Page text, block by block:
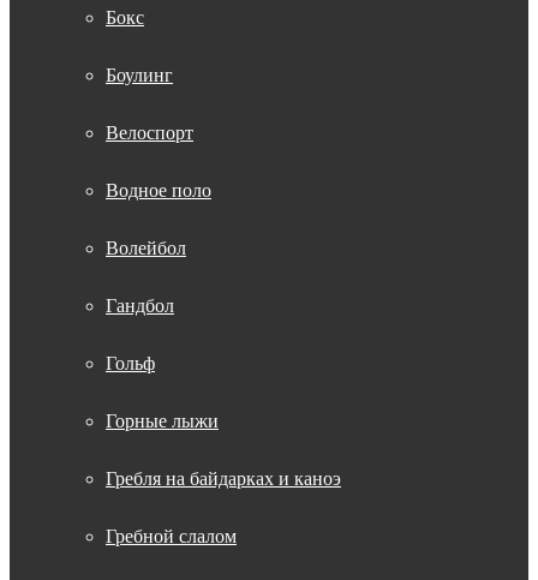
Бокс
Боулинг
Велоспорт
Водное поло
Волейбол
Гандбол
Гольф
Горные лыжи
Гребля на байдарках и каноэ
Гребной слалом